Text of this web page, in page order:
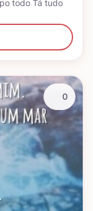
todo Tá tudo
0